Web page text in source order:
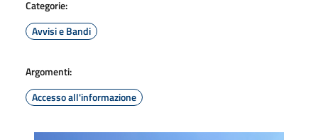
Categorie:
Avvisi e Bandi
Argomenti:
Accesso all'informazione